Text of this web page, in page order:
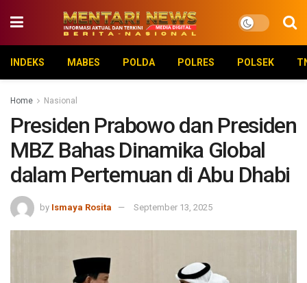
INDEKS MABES POLDA POLRES POLSEK
Home Nasional
Presiden Prabowo dan Presiden
MBZ Bahas Dinamika Global
dalam Pertemuan di Abu Dhabi
by Ismaya Rosita September 13, 2025